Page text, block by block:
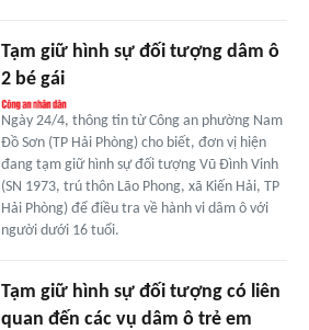
Tạm giữ hình sự đối tượng dâm ô
2 bé gái
Ngày 24/4, thông tin từ Công an phường Nam
Đồ Sơn (TP Hải Phòng) cho biết, đơn vị hiện
đang tạm giữ hình sự đối tượng Vũ Đình Vinh
(SN 1973, trú thôn Lão Phong, xã Kiến Hải, TP
Hải Phòng) để điều tra về hành vi dâm ô với
người dưới 16 tuổi.
Tạm giữ hình sự đối tượng có liên
quan đến các vụ dâm ô trẻ em